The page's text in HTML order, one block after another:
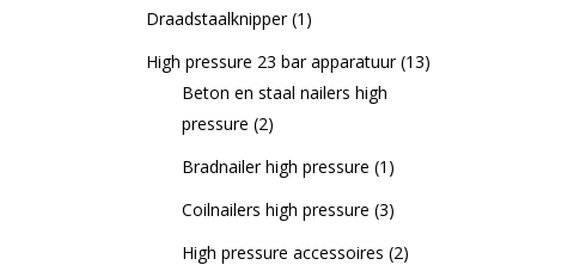
Draadstaalknipper (1)
High pressure 23 bar apparatuur (13)
Beton en staal nailers high
pressure (2)
Bradnailer high pressure (1)
Coilnailers high pressure (3)
High pressure accessoires (2)